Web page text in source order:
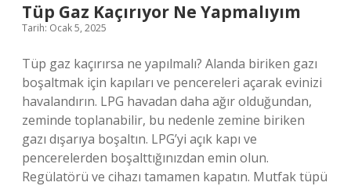
Tüp Gaz Kaçırıyor Ne Yapmalıyım
Tarih: Ocak 5, 2025
Tüp gaz kaçırırsa ne yapılmalı? Alanda biriken gazı
boşaltmak için kapıları ve pencereleri açarak evinizi
havalandırın. LPG havadan daha ağır olduğundan,
zeminde toplanabilir, bu nedenle zemine biriken
gazı dışarıya boşaltın. LPG’yi açık kapı ve
pencerelerden boşalttığınızdan emin olun.
Regülatörü ve cihazı tamamen kapatın. Mutfak tüpü